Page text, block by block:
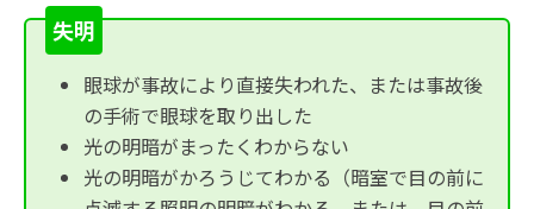
失明
眼球が事故により直接失われた、または事故後
の手術で眼球を取り出した
光の明暗がまったくわからない
光の明暗がかろうじてわかる（暗室で目の前に